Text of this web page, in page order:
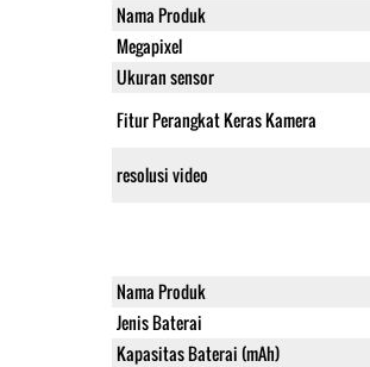
Nama Produk
Megapixel
Ukuran sensor
Fitur Perangkat Keras Kamera
resolusi video
Nama Produk
Jenis Baterai
Kapasitas Baterai (mAh)